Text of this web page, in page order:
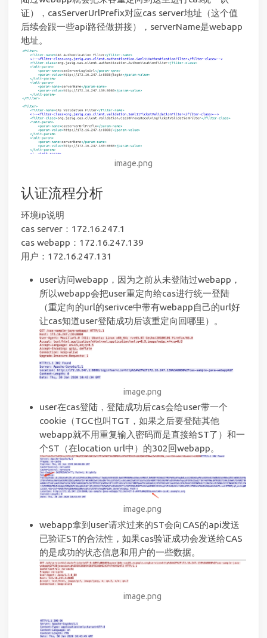
证），casServerUrlPrefix对应cas server地址（这个值
后续会跟一些api路径做拼接），serverName是webapp
地址。
image.png
认证流程分析
环境ip说明
cas server：172.16.247.1
cas webapp：172.16.247.139
用户：172.16.247.131
user访问webapp，因为之前从未登陆过webapp，
所以webapp会把user重定向给cas进行统一登陆
（重定向的url的serivce中带有webapp自己的url好
让cas知道user登陆成功后该重定向回哪里）。
image.png
user在cas登陆，登陆成功后cas会给user带一个
cookie（TGC也叫TGT，如果之后要登陆其他
webapp就不用重复输入密码而是直接给ST了）和一
个ST（在location url中）的302回webapp。
image.png
webapp拿到user请求过来的ST会向CAS的api发送
已验证ST的合法性，如果cas验证成功会发送给CAS
的是成功的状态信息和用户的一些数据。
image.png